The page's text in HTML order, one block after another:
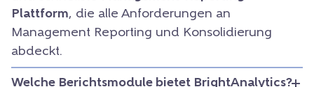
Plattform, die alle Anforderungen an
Management Reporting und Konsolidierung
abdeckt.
Welche Berichtsmodule bietet BrightAnalytics?